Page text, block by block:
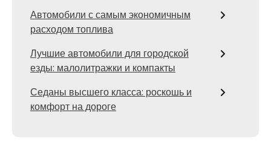
Автомобили с самым экономичным
расходом топлива
Лучшие автомобили для городской
езды: малолитражки и компакты
Седаны высшего класса: роскошь и
комфорт на дороге